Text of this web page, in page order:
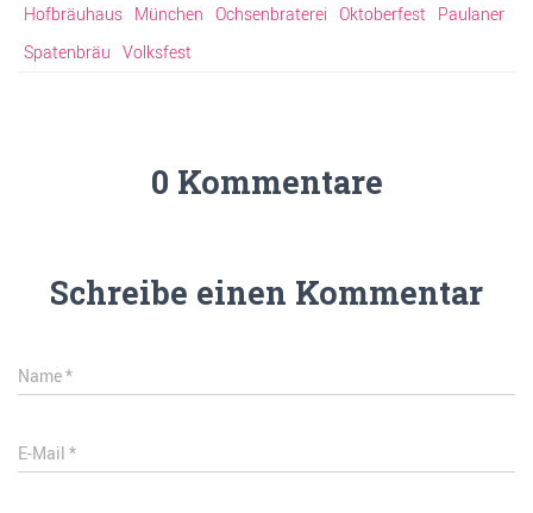
Hofbräuhaus München Ochsenbraterei Oktoberfest
Paulaner
Spatenbräu Volksfest
0 Kommentare
Schreibe einen Kommentar
Name*
E-Mail *